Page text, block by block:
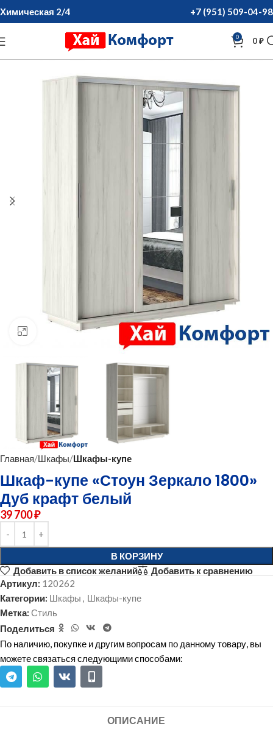
Химическая 2/4 +7 (951) 509-04-98
0 0₽
нажмите для увеличения
Главная Шкафы Шкафы-купе
Шкаф-купе «Стоун Зеркало 1800»
Дуб крафт белый
39 700₽
В КОРЗИНУ
Добавить в список желаний
Добавить к сравнению
Артикул: 120262
Категории: Шкафы , Шкафы-купе
Метка: Стиль
Поделиться
По наличию, покупке и другим вопросам по данному товару, вы
можете связаться следующими способами:
ОПИСАНИЕ